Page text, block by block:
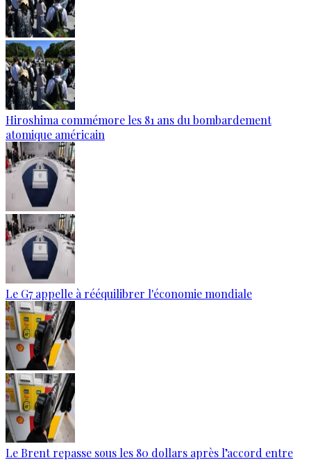
Hiroshima commémore les 81 ans du bombardement
atomique américain
Le G7 appelle à rééquilibrer l'économie mondiale
Le Brent repasse sous les 80 dollars après l’accord entre